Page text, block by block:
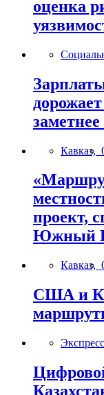
оценка
заметнее
Кавказ,
проект,
Южный
Кавказ,
США и